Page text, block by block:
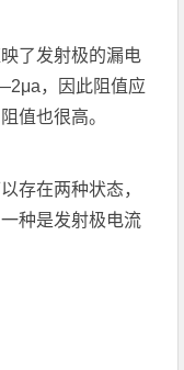
了发射极的漏电
，因此阻值应
值也很高。
存在两种状态，
种是发射极电流